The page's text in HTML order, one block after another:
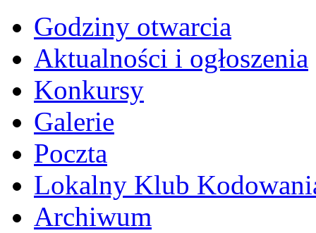
Godziny otwarcia
Aktualności i ogłoszenia
Konkursy
Galerie
Poczta
Lokalny Klub
Archiwum